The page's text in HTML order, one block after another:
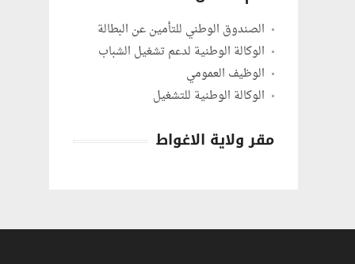
الصندوق الوطني للتأمين عن البطالة
الوكالة الوطنية لدعم تشغيل الشباب
الوظيف العمومي
الوكالة الوطنية للتشغيل
مقر ولاية الاغواط